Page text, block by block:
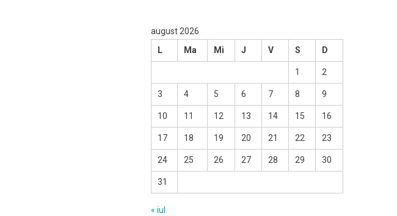
august 2026
L
Ma Mi J V S D
1 2
3 4 5 6 7 8 9
10 11 12 13 14 15 16
17 18 19 20 21 22 23
24 25 26 27 28 29 30
31
« iul.